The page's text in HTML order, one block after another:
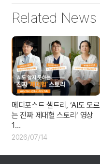
Related News
메디포스트 셀트리, ‘AI도 모르
는 진짜 제대혈 스토리’ 영상
1…
2026/07/14